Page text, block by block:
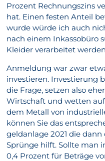
Prozent Rechnungszins
hat. Einen festen Anteil
wurde würde ich auch
nach einem Inkassobüro
Kleider verarbeitet
Anmeldung war zwar
investieren. Investierung
die Frage, setzen also
Wirtschaft und wetten
dem Metall von
können Sie das
geldanlage 2021 die
Sprünge hilft. Sollte man
0,4 Prozent für Beträge